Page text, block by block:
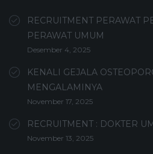
RECRUITMENT PERAWAT
PERAWAT UMUM
Desember 4, 2025
KENALI GEJALA
MENGALAMINYA
November 17, 2025
RECRUITMENT : DOKTER
November 13, 2025